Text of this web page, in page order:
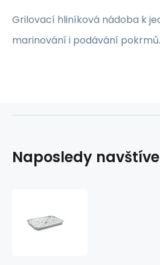
Grilovací hliníková nádoba k
marinování i podávání
Naposledy